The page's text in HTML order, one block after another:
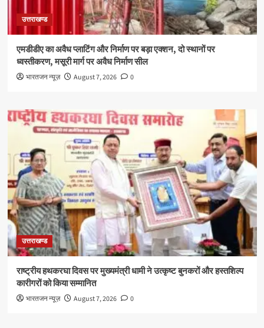
उत्तराखण्ड
एमडीडीए का अवैध प्लाटिंग और निर्माण पर बड़ा एक्शन, दो स्थानों पर
ध्वस्तीकरण, मसूरी मार्ग पर अवैध निर्माण सील
भारतजन न्यूज़ August 7, 2026 0
उत्तराखण्ड
राष्ट्रीय हथकरघा दिवस पर मुख्यमंत्री धामी ने उत्कृष्ट बुनकरों और हस्तशिल्प
कारीगरों को किया सम्मानित
भारतजन न्यूज़ August 7, 2026 0